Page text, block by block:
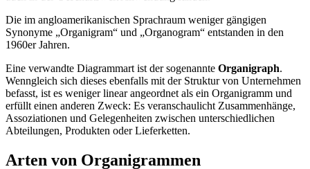
Die im angloamerikanischen Sprachraum weniger gängigen
Synonyme „Organigram“ und „Organogram“ entstanden in den
1960er Jahren.
Eine verwandte Diagrammart ist der sogenannte Organigraph.
Wenngleich sich dieses ebenfalls mit der Struktur von Unternehmen
befasst, ist es weniger linear angeordnet als ein Organigramm und
erfüllt einen anderen Zweck: Es veranschaulicht Zusammenhänge,
Assoziationen und Gelegenheiten zwischen unterschiedlichen
Abteilungen, Produkten oder Lieferketten.
Arten von Organigrammen